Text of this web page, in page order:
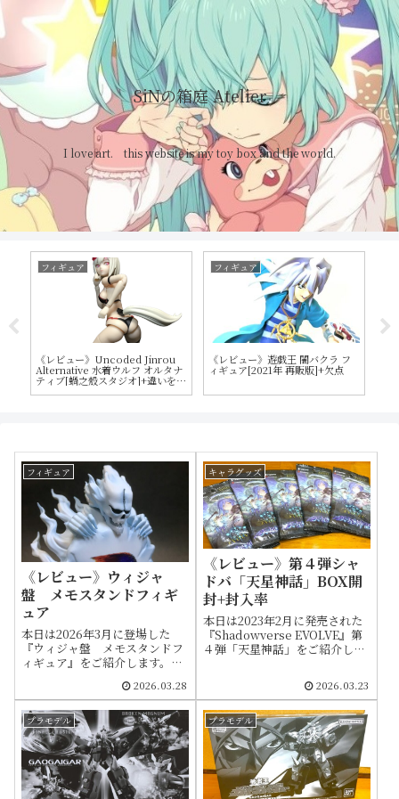
SiNの箱庭 Atelier
I love art. this website is my toy box and the world.
ー》遊戯王 闇バクラ フ
[2021年 再販版]+欠点
《レビュー》アニマギア４弾 デミ
ナーガス+変形説明書
フィギュア
《レビュー》す
フィギュア～ラ
フィギュア
《レビュー》ウィジャ
盤 メモスタンドフィギ
ュア
本日は2026年3月に登場した
『ウィジャ盤 メモスタンドフ
ィギュア』をご紹介します。モ
「Labyrinth of Nightmare －
悪夢の迷宮－」で収録された罠
カード「ウィジャ盤」で、原作
およびアニメで闇バクラが使用
したオカルトデッキのキーカー
ドです
2026.03.28
キャラグッズ
《レビュー》第４弾シャ
ドバ「天星神話」BOX開
封+封入率
本日は2023年2月に発売された
『Shadowverse EVOLVE』第
４弾「天星神話」をご紹介しま
アス 反逆のルルーシュ」とコラ
ボを行っている特徴もあります
ので、今回はコラボカードの封
入枚数などに焦点を当ててお伝
えします
2026.03.23
プラモデル プラモデル